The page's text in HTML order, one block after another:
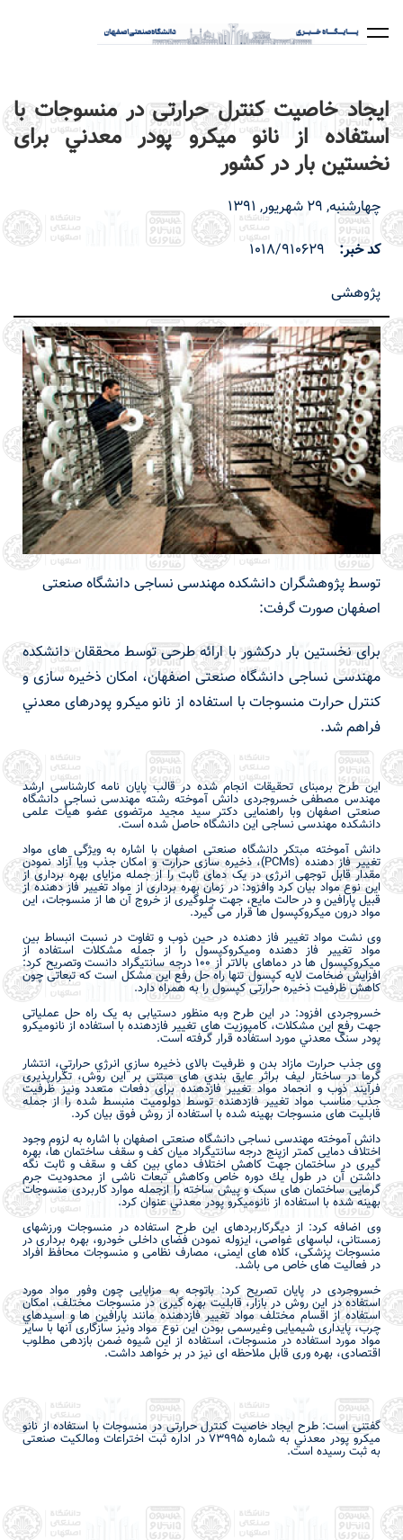
ایجاد خاصیت کنترل حرارتی در منسوجات با
استفاده از نانو ميكرو پودر معدني برای
نخستین بار در کشور
چهارشنبه, 29 شهریور, 1391
کد خبر
1018/910629
پژوهشی
توسط پژوهشگران دانشکده مهندسی نساجی دانشگاه صنعتی
اصفهان صورت گرفت:
برای نخستین بار درکشور با ارائه طرحی توسط محققان دانشکده
مهندسی نساجی دانشگاه صنعتی اصفهان، امکان ذخیره سازی و
کنترل حرارت منسوجات با استفاده از نانو ميكرو پودرهای معدني
فراهم شد.
این طرح برمبنای تحقیقات انجام شده در قالب پایان نامه کارشناسی ارشد
مهندس مصطفی خسروجردی دانش آموخته رشته مهندسی نساجی دانشگاه
صنعتی اصفهان وبا راهنمایی دکتر سید مجید مرتضوی عضو هیأت علمی
دانشکده مهندسی نساجی این دانشگاه حاصل شده است.
دانش آموخته مبتکر دانشگاه صنعتی اصفهانبا اشاره به ویژگی های مواد
تغيير فاز دهنده (PCMs)، ذخیره سازی حرارت و امکان جذب ویا آزاد نمودن
مقدار قابل توجهی انرژی در یک دمای ثابت را از جمله مزایای بهره برداری از
این نوع مواد بیان کرد وافزود: در زمان بهره برداری از مواد تغيير فاز دهنده از
قبیل پارافین و در حالت مایع، جهت جلوگیری از خروج آن ها از منسوجات، این
مواد درون میکروکپسول ها قرار می گیرد.
وی نشت مواد تغییر فاز دهنده در حین ذوب و تفاوت در نسبت انبساط بین
مواد تغییر فاز دهنده ومیکروکپسول را از جمله مشکلات استفاده از
میکروکپسول ها در دماهای بالاتر از 100 درجه سانتیگراد دانست وتصریح کرد:
افزایش ضخامت لایه کپسول تنها راه حل رفع این مشکل است که تبعاتی چون
کاهش ظرفیت ذخیره حرارتی کپسول را به همراه دارد.
خسروجردی افزود: در این طرح وبه منظور دستیابی به یک راه حل عملیاتی
جهت رفع این مشکلات، کامپوزيت های تغيير فازدهنده با استفاده از نانوميکرو
پودر سنگ معدني مورد استفاده قرار گرفته است.
وی جذب حرارت مازاد بدن و ظرفيت بالای ذخيره­ سازي انرژي حرارتي، انتشار
گرما در ساختار ليف براثر عايق بندي های مبتنی بر این روش، تکرارپذیری
فرآیند ذوب و انجماد مواد تغيير فازدهنده برای دفعات متعدد ونیز ظرفيت
جذب مناسب مواد تغيير فازدهنده توسط دولوميت منبسط شده را از جمله
قابلیت های منسوجات بهینه شده با استفاده از روش فوق بیان کرد.
دانش آموخته مهندسی نساجی دانشگاه صنعتی اصفهان با اشاره به لزوم وجود
اختلاف دمایی کمتر ازپنج درجه سانتیگراد میان کف و سقف ساختمان ها، بهره
گیری در ساختمان جهت كاهش اختلاف دماي بين كف و سقف و ثابت نگه
داشتن آن در طول يك دوره خاص وکاهش تبعات ناشی از محدودیت جرم
گرمایی ساختمان­ های سبک و پیش ساخته را ازجمله موارد کاربردی منسوجات
بهینه شده با استفاده از نانوميكرو پودر معدني عنوان کرد.
وی اضافه کرد: از دیگرکاربردهای این طرح استفاده در منسوجات ورزش­های
زمستانی، لباس­های غواصی، ایزوله نمودن فضای داخلی خودرو، بهره برداری در
منسوجات پزشکی، کلاه های ایمنی، مصارف نظامی و منسوجات محافظ افراد
در فعالیت های خاص می باشد.
خسروجردی در پایان تصریح کرد: باتوجه به مزایایی چون وفور مواد مورد
استفاده در این روش در بازار، قابلیت بهره گیری در منسوجات مختلف، امکان
استفاده از اقسام مختلف مواد تغيير فازدهنده مانند پارافين­ ها و اسيدهاي
چرب، پایداری شیمیایی وغیرسمی بودن این نوع مواد ونیز سازگاری آنها با سایر
مواد مورد استفاده در منسوجات، استفاده از این شیوه ضمن بازدهی مطلوب
اقتصادی، بهره وری قابل ملاحظه ای نیز در بر خواهد داشت.
گفتنی است: طرح ایجاد خاصیت کنترل حرارتی در منسوجات با استفاده از نانو
ميكرو پودر معدني به شماره 73995 در اداره ثبت اختراعات ومالکیت صنعتی
به ثبت رسیده است.